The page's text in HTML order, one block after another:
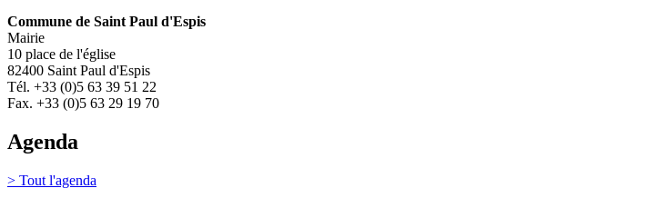
Commune de Saint Paul d'Espis
Mairie
10 place de l'église
82400 Saint Paul d'Espis
Tél. +33 (0)5 63 39 51 22
Fax. +33 (0)5 63 29 19 70
Agenda
> Tout l'agenda